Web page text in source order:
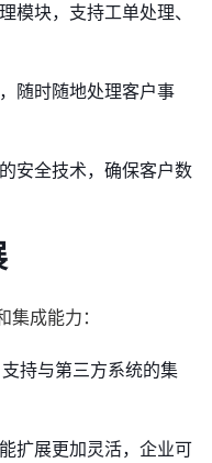
模块，支持工单处理、
随时随地处理客户事
安全技术，确保客户数
成能力：
持与第三方系统的集
扩展更加灵活，企业可